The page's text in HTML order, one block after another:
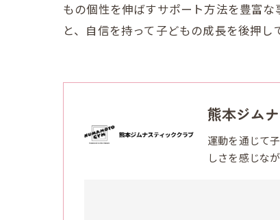
もの個性を伸ばすサポート方法を豊富
と、自信を持って子どもの成長を後押し
熊本ジム
運動を通じて
しさを感じな